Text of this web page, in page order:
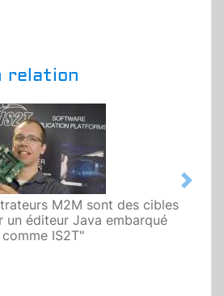
relation
M2M sont des cibles
un éditeur Java embarqué
comme IS2T"
Next